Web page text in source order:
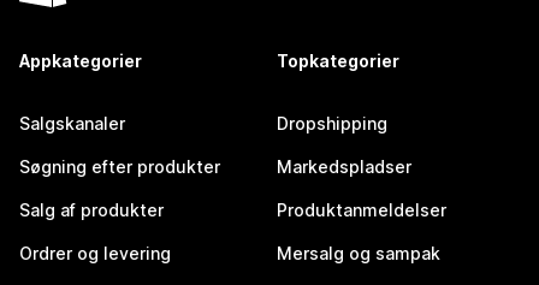
Appkategorier
Salgskanaler
Søgning efter produkter
Salg af produkter
Ordrer og levering
Topkategorier
Dropshipping
Markedspladser
Produktanmeldelser
Mersalg og sampak